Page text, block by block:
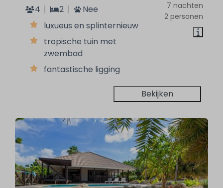
7 nachten
2 personen
4
2
Nee
luxueus en splinternieuw
tropische tuin met
zwembad
fantastische ligging
Bekijken